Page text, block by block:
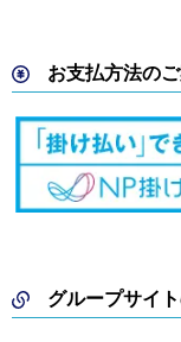
お支払方法の
グループサイ